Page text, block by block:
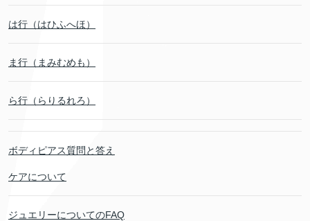
は行（はひふへほ）
ま行（まみむめも）
ら行（らりるれろ）
ボディピアス質問と答え
ケアについて
ジュエリーについてのFAQ